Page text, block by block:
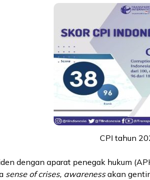
CPI tahun
dengan aparat penegak hukum
sense of crises, awarenessakan